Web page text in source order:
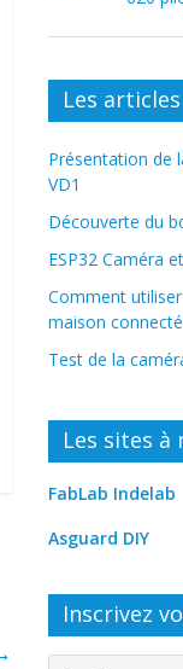
Les
Présentation de
VD1
Découverte du
ESP32 Caméra
Comment
maison
Test de la
Les sites à
FabLab Indelab
Asguard DIY
Inscrivez